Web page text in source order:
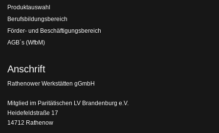
Produktauswahl
Berufsbildungsbereich
Förder- und Beschäftigungsbereich
AGB´s (WfbM)
Anschrift
Rathenower Werkstätten gGmbH
Mitglied im Paritätischen LV Brandenburg e.V.
Heidefeldstraße 17
14712 Rathenow